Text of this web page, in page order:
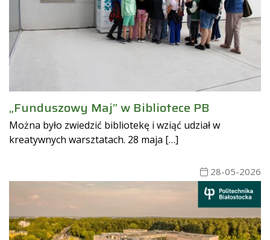
„Funduszowy Maj” w Bibliotece PB
Można było zwiedzić bibliotekę i wziąć udział w
kreatywnych warsztatach. 28 maja […]
28-05-2026